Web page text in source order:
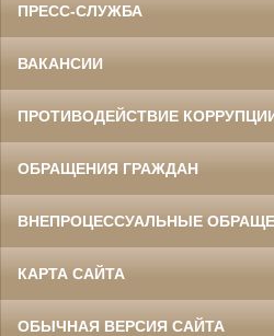
ПРЕСС-СЛУЖБА
ВАКАНСИИ
ПРОТИВОДЕЙСТВИЕ
ОБРАЩЕНИЯ ГРАЖДАН
ВНЕПРОЦЕССУАЛЬНЫЕ
КАРТА САЙТА
ОБЫЧНАЯ ВЕРСИЯ САЙТА